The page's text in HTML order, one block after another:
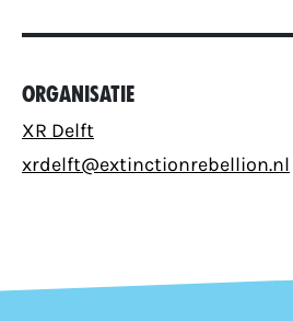
Organisatie
XR Delft
xrdelft@extinctionrebellion.nl